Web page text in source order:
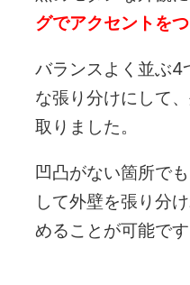
グでアクセント を
バランスよく並ぶ4
な張り分けにして
取りました。
凹凸がない箇所で
して外壁を張り分
めることが可能です